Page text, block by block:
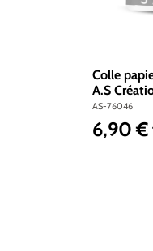
Colle
A.S
AS-76046
Prix
6,90 €